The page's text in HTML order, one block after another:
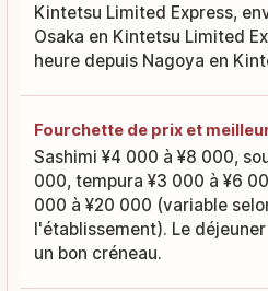
Kintetsu Limited Express,
Osaka en Kintetsu Limited
heure depuis Nagoya en
Fourchette de prix et
Sashimi ¥4 000 à ¥8 000,
000, tempura ¥3 000 à ¥6
000 à ¥20 000 (variable
l'établissement). Le
un bon créneau.